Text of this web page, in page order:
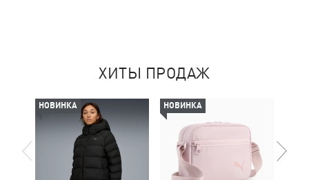
ХИТЫ ПРОДАЖ
НОВИНКА НОВИНКА